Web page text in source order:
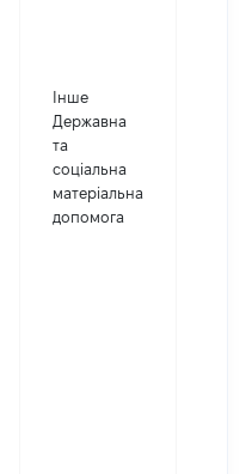
Інше
Державна
та
соціальна
матеріальна
допомога